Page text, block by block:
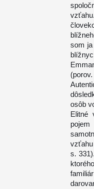
som
osôb
Elitné
vzťahu
s.